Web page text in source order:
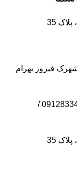
35
شهرک فیروز بهرام
محل بازدید از گاوصندوق ها / تلفن تماس: 09128334148 /
35